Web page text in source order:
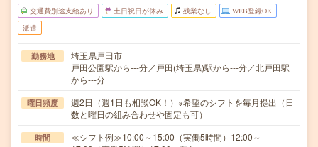
交通費別途支給あり 土日祝日が休み 残業なし WEB登録OK
派遣
勤務地
埼玉県戸田市
戸田公園駅から---分／戸田(埼玉県)駅から---分／北戸田駅
から---分
曜日頻度
週2日（週1日も相談OK！）※希望のシフトを毎月提出（日
数と曜日の組み合わせや固定も可）
時間
≪シフト例≫10:00～15:00（実働5時間）12:00～